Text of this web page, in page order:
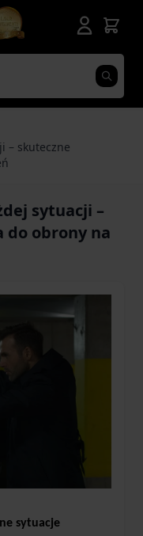
– skuteczne
sytuacji –
do obrony na
sytuacje